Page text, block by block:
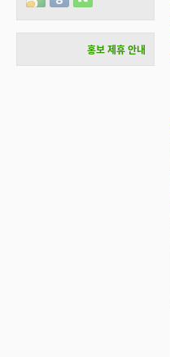
홍보 제휴 안내